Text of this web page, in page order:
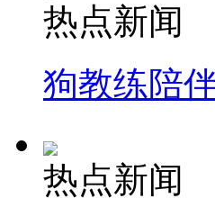
热点新闻
狗教练陪
热点新闻